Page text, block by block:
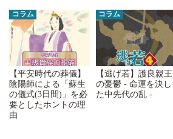
コラム
【平安時代の葬儀】
陰陽師による「蘇生
の儀式(3日間)」を必
要としたホントの理
由
コラム
【逃げ若】護良親王
の憂鬱 - 命運を決し
た中先代の乱 -